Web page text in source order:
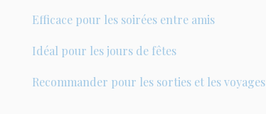
Efficace pour les soirées entre amis
Idéal pour les jours de fêtes
Recommander pour les sorties et les voyages